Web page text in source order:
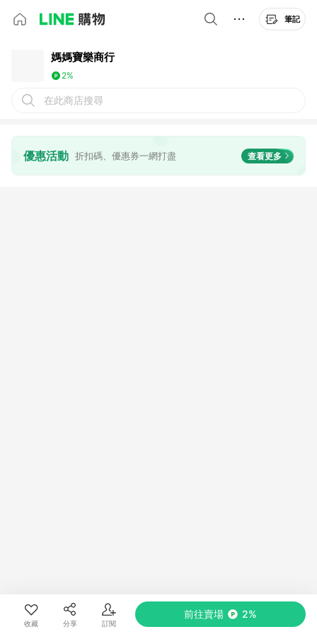
筆記
媽媽寶樂商行
2%
在此商店搜尋
優惠活動 折扣碼、優惠券一網打盡 查看更多
收藏 分享 訂閱
前往賣場 2%